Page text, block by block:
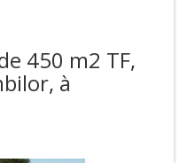
450 m2 TF,
à